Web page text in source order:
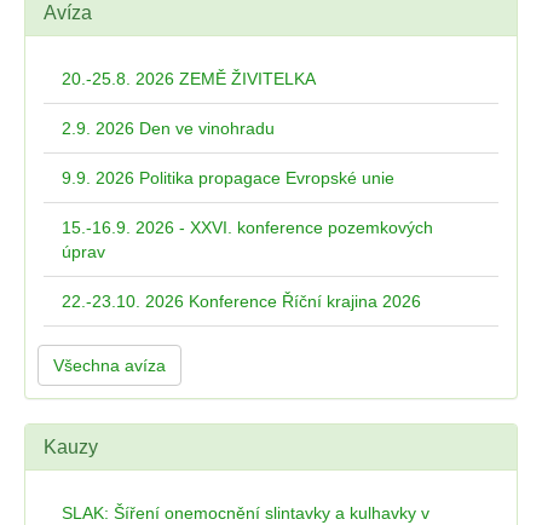
Avíza
20.-25.8. 2026 ZEMĚ ŽIVITELKA
2.9. 2026 Den ve vinohradu
9.9. 2026 Politika propagace Evropské unie
15.-16.9. 2026 - XXVI. konference pozemkových
úprav
22.-23.10. 2026 Konference Říční krajina 2026
Všechna avíza
Kauzy
SLAK: Šíření onemocnění slintavky a kulhavky v